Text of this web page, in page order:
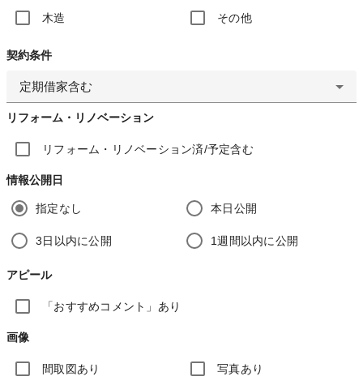
木造 その他
契約条件
定期借家含む
リフォーム・リノベーション
リフォーム・リノベーション済/予定含む
情報公開日
指定なし 本日公開
3日以内に公開 1週間以内に公開
アピール
「おすすめコメント」あり
画像
間取図あり 写真あり